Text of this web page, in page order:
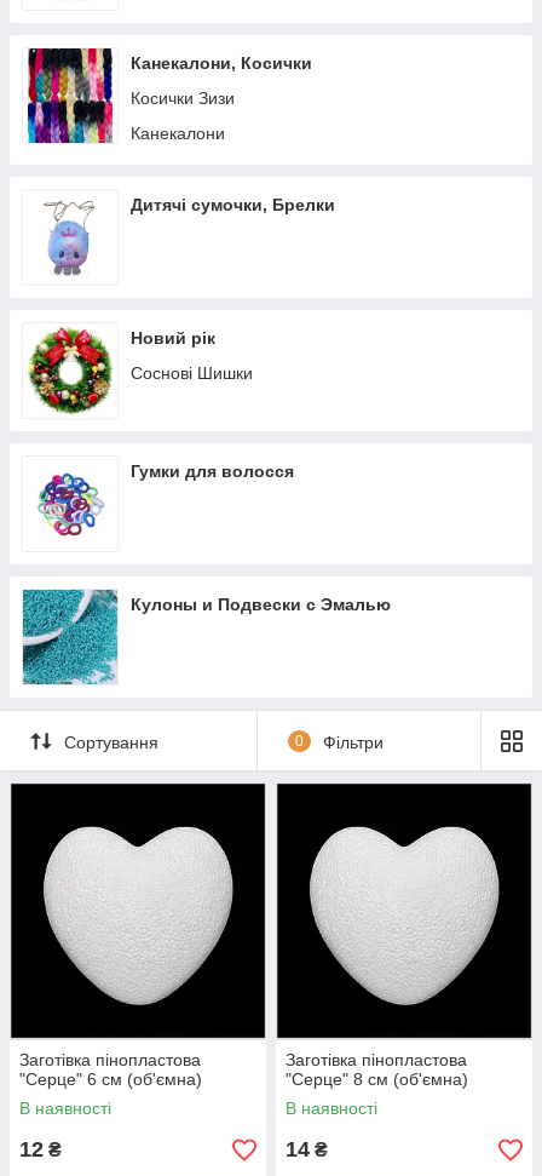
Канекалони, Косички
Косички Зизи
Канекалони
Дитячі сумочки, Брелки
Новий рік
Соснові Шишки
Гумки для волосся
Кулоны и Подвески с Эмалью
Сортування 0 Фільтри
Заготівка пінопластова
"Серце" 6 см (об'ємна)
В наявності
12 ₴
Заготівка пінопластова
"Серце" 8 см (об'ємна)
В наявності
14 ₴